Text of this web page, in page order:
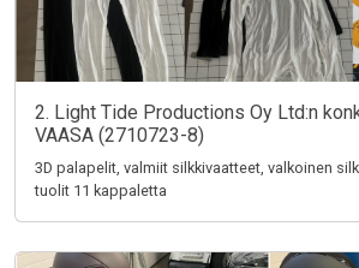
2. Light Tide Productions Oy Ltd:n
VAASA (2710723-8)
3D palapelit, valmiit silkkivaatteet, valkoinen
tuolit 11 kappaletta